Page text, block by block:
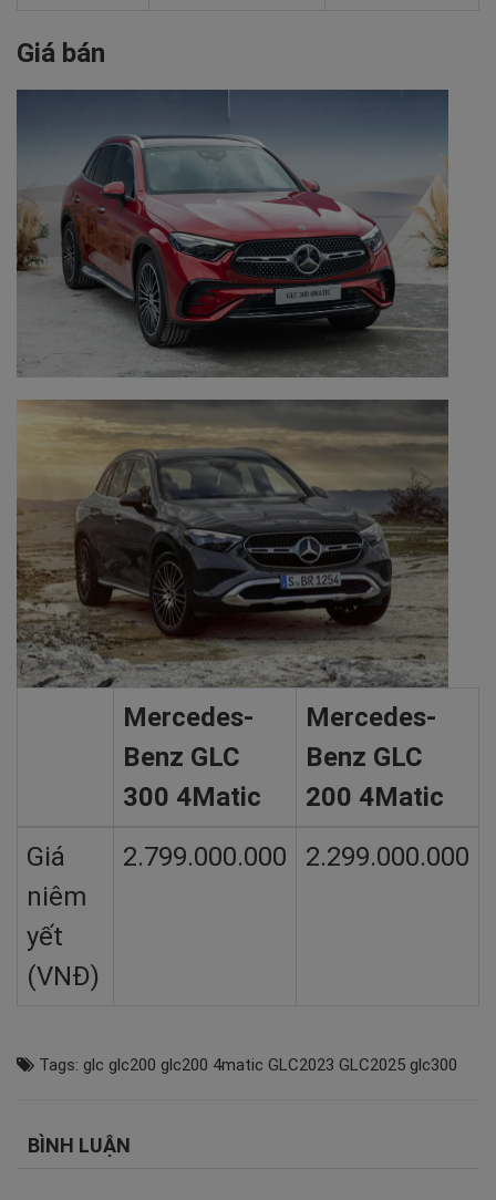
Giá bán
Mercedes-
Benz GLC
300 4Matic
Mercedes-
Benz GLC
200 4Matic
Giá
niêm
yết
(VNĐ)
2.799.000.000 2.299.000.000
Tags: glc glc200 glc200 4matic GLC2023 GLC2025 glc300
BÌNH LUẬN